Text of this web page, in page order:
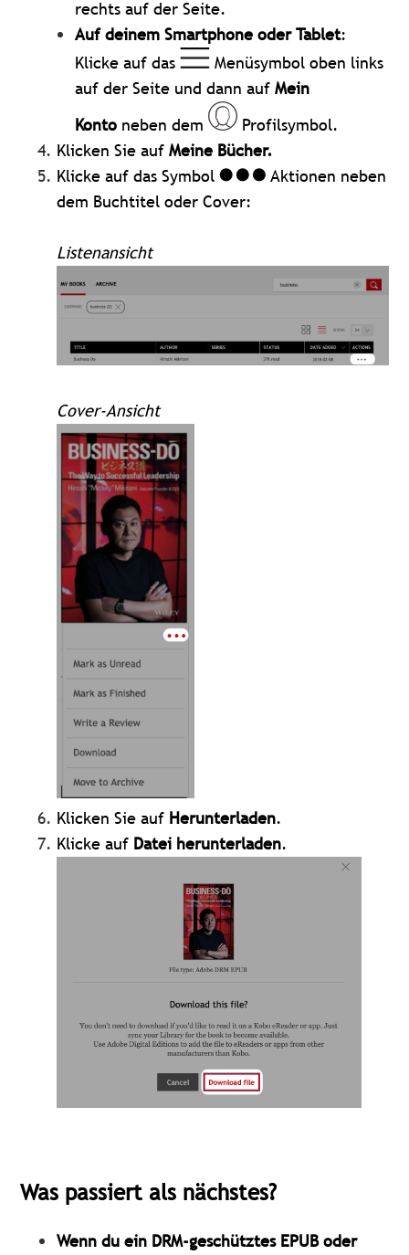
rechts auf der Seite.
Auf deinem Smartphone oder Tablet:
Klicke auf das
Menüsymbol oben links
auf der Seite und dann aufMein
Konto neben dem
Profilsymbol.
Klicken Sie aufMeine Bücher.
Klicke auf das Symbol
Aktionen neben
dem Buchtitel oder Cover:
Listenansicht
Cover-Ansicht
Klicken Sie auf Herunterladen.
Klicke auf Datei herunterladen.
Was passiert als nächstes?
Wenn du ein DRM-geschütztes EPUB oder